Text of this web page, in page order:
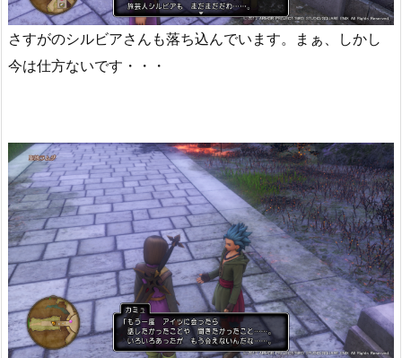
さすがのシルビアさんも落ち込んでいます。まぁ、しかし
今は仕方ないです・・・